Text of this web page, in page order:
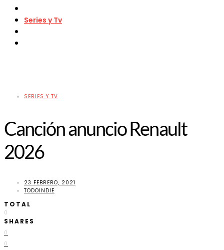
Series y Tv
SERIES Y TV
Canción anuncio Renault
2026
23 FEBRERO, 2021
TODOINDIE
TOTAL
0
SHARES
0
0